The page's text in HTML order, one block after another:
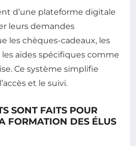
d’une plateforme digitale
leurs demandes
les chèques-cadeaux, les
aides spécifiques comme
Ce système simplifie
et le suivi.
SONT FAITS POUR
FORMATION DES ÉLUS